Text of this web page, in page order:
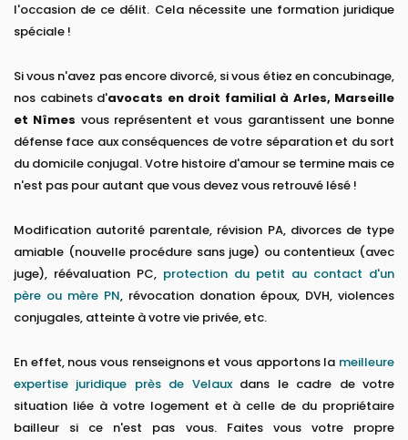
l'occasion de ce délit. Cela nécessite une formation juridique
spéciale !
Si vous n'avez pas encore divorcé, si vous étiez en concubinage,
nos cabinets d'avocats en droit familial à Arles, Marseille
et Nîmes vous représentent et vous garantissent une bonne
défense face aux conséquences de votre séparation et du sort
du domicile conjugal. Votre histoire d'amour se termine mais ce
n'est pas pour autant que vous devez vous retrouvé lésé !
Modification autorité parentale, révision PA, divorces de type
amiable (nouvelle procédure sans juge) ou contentieux (avec
juge), réévaluation PC, protection du petit au contact d'un
père ou mère PN, révocation donation époux, DVH, violences
conjugales, atteinte à votre vie privée, etc.
En effet, nous vous renseignons et vous apportons la meilleure
expertise juridique près de Velauxdans le cadre de votre
situation liée à votre logement et à celle de du propriétaire
bailleur si ce n'est pas vous. Faites vous votre propre